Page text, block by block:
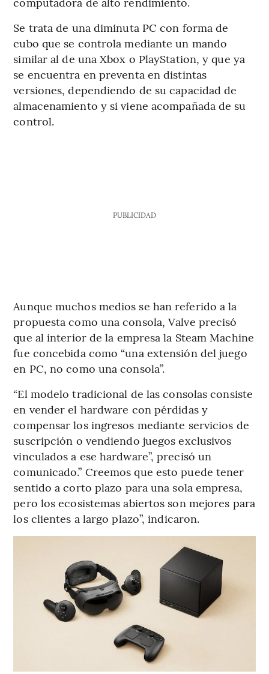
Se trata de una diminuta PC con forma de
cubo que se controla mediante un mando
similar al de una Xbox o PlayStation, y que ya
se encuentra en preventa en distintas
versiones, dependiendo de su capacidad de
almacenamiento y si viene acompañada de su
control.
PUBLICIDAD
Aunque muchos medios se han referido a la
propuesta como una consola, Valve precisó
que al interior de la empresa la Steam Machine
fue concebida como “una extensión del juego
en PC, no como una consola”.
“El modelo tradicional de las consolas consiste
en vender el hardware con pérdidas y
compensar los ingresos mediante servicios de
suscripción o vendiendo juegos exclusivos
vinculados a ese hardware”, precisó un
comunicado.” Creemos que esto puede tener
sentido a corto plazo para una sola empresa,
pero los ecosistemas abiertos son mejores para
los clientes a largo plazo”, indicaron.